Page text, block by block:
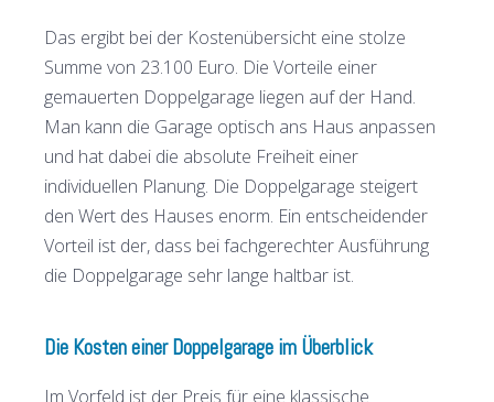
Das ergibt bei der Kostenübersicht eine stolze
Summe von 23.100 Euro. Die Vorteile einer
gemauerten Doppelgarage liegen auf der Hand.
Man kann die Garage optisch ans Haus anpassen
und hat dabei die absolute Freiheit einer
individuellen Planung. Die Doppelgarage steigert
den Wert des Hauses enorm. Ein entscheidender
Vorteil ist der, dass bei fachgerechter Ausführung
die Doppelgarage sehr lange haltbar ist.
Die Kosten einer Doppelgarage im Überblick
Im Vorfeld ist der Preis für eine klassische